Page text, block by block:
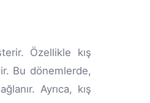
Özellikle kış
Bu dönemlerde,
Ayrıca, kış